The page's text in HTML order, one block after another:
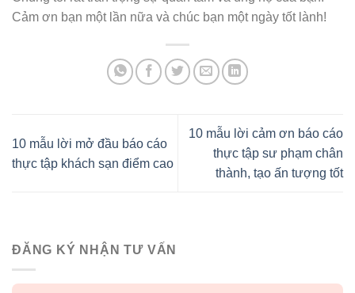
Cảm ơn bạn một lần nữa và chúc bạn một ngày tốt lành!
10 mẫu lời mở đầu báo cáo
thực tập khách sạn điểm cao
10 mẫu lời cảm ơn báo cáo
thực tập sư phạm chân
thành, tạo ấn tượng tốt
ĐĂNG KÝ NHẬN TƯ VẤN